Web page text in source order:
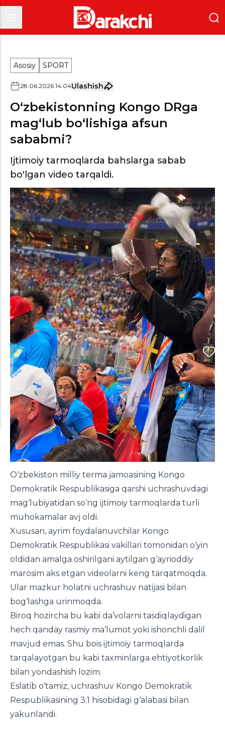
Asosiy SPORT
28.06.2026 14:04Ulashish
O‘zbekistonning Kongo DRga
mag‘lub bo‘lishiga afsun
sababmi?
Ijtimoiy tarmoqlarda bahslarga sabab
bo'lgan video tarqaldi.
O‘zbekiston milliy terma jamoasining Kongo
Demokratik Respublikasiga qarshi uchrashuvdagi
mag‘lubiyatidan so‘ng ijtimoiy tarmoqlarda turli
muhokamalar avj oldi.
Xususan, ayrim foydalanuvchilar Kongo
Demokratik Respublikasi vakillari tomonidan o‘yin
oldidan amalga oshirilgani aytilgan g‘ayrioddiy
marosim aks etgan videolarni keng tarqatmoqda.
Ular mazkur holatni uchrashuv natijasi bilan
bog‘lashga urinmoqda.
Biroq hozircha bu kabi da’volarni tasdiqlaydigan
hech qanday rasmiy ma’lumot yoki ishonchli dalil
mavjud emas. Shu bois ijtimoiy tarmoqlarda
tarqalayotgan bu kabi taxminlarga ehtiyotkorlik
bilan yondashish lozim.
Eslatib o‘tamiz, uchrashuv Kongo Demokratik
Respublikasining 3:1 hisobidagi g‘alabasi bilan
yakunlandi.